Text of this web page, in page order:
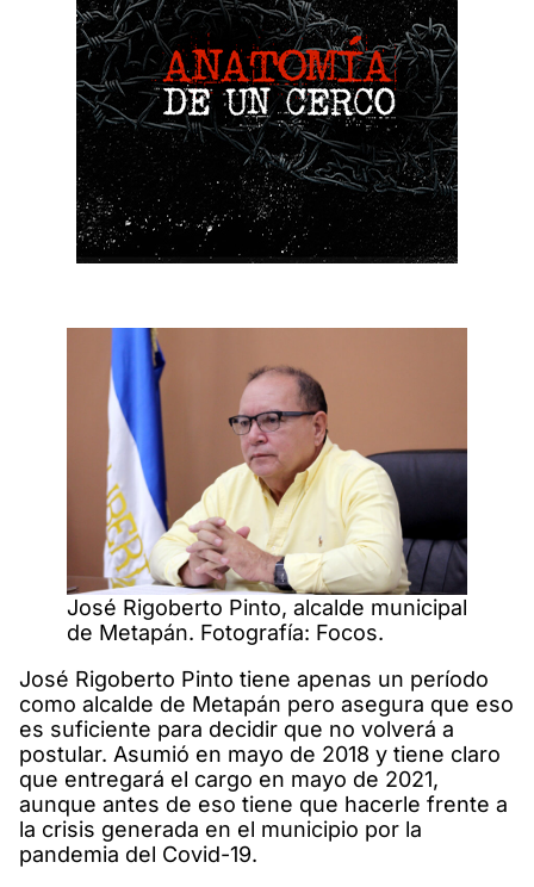
José Rigoberto Pinto, alcalde municipal
de Metapán. Fotografía: Focos.
José Rigoberto Pinto tiene apenas un período
como alcalde de Metapán pero asegura que eso
es suficiente para decidir que no volverá a
postular. Asumió en mayo de 2018 y tiene claro
que entregará el cargo en mayo de 2021,
aunque antes de eso tiene que hacerle frente a
la crisis generada en el municipio por la
pandemia del Covid-19.